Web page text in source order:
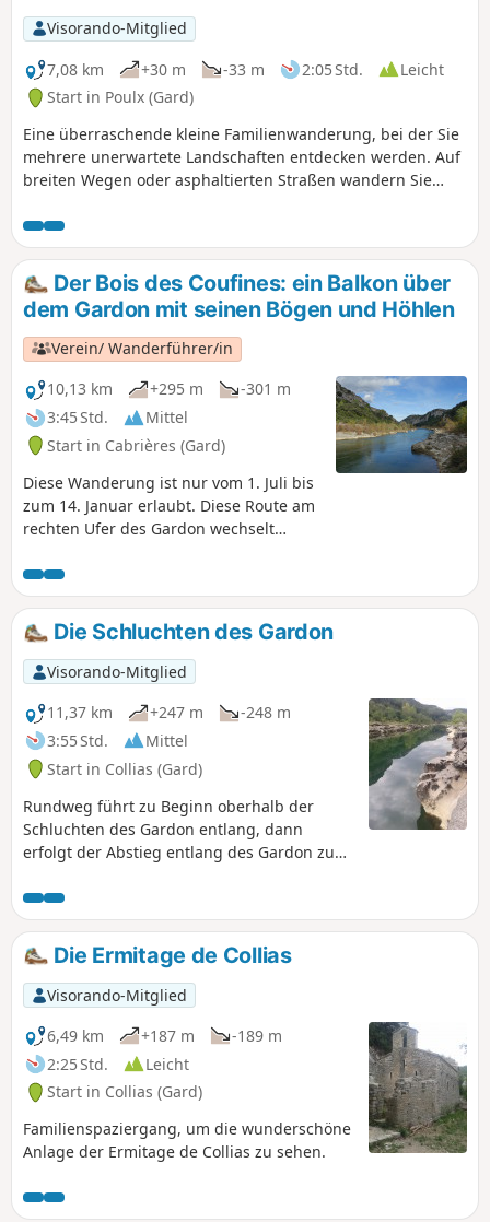
den Wald und das Heideland wird
durch Trockenmauerunterstände
verschönert.
Visorando-Mitglied
7,08 km
+30 m -33 m 2:05 Std.
Leicht
Start in Poulx (Gard)
Eine überraschende kleine Familienwanderung, bei der Sie
mehrere unerwartete Landschaften entdecken werden. Auf
breiten Wegen oder asphaltierten Straßen wandern Sie
Aussichtspunkt über die Ebene, dann weiter durch ein
typisches Heideland und schließlich entlang großer,
eingezäunter Wiesen, von denen aus Sie sogar die Stadt
Uzès auf der anderen Seite des Gardon sehen können.
Der Bois des Coufines: ein Balkon über
dem Gardon mit seinen Bögen und Höhlen
Verein/ Wanderführer/in
10,13 km
+295 m
-301 m
3:45 Std.
Mittel
Start in Cabrières (Gard)
Diese Wanderung ist nur vom 1. Juli bis
zum 14. Januar erlaubt. Diese Route am
rechten Ufer des Gardon wechselt
Schluchten überragen und einen freien
Blick nach Norden bieten, und Wegen,
die bis zum Fluss hinabführen und
dann in einer wilden Talsohle wieder
ansteigen. Auf den Anhöhen bieten uns
die Felsen Bögen und Höhlen, die in
den Kalkstein gegraben sind.
Anmerkung des Moderators Achtung,
einige Abschnitte des Weges sind in
schlechtem Zustand, siehe
Bewertungen.
Die Schluchten des Gardon
Visorando-Mitglied
11,37 km
+247 m
-248 m
3:55 Std.
Mittel
Start in Collias (Gard)
Rundweg führt zu Beginn oberhalb der
Schluchten des Gardon entlang, dann
erfolgt der Abstieg entlang des Gardon zum
Wasserpegel, bevor Sie sich auf diese
Strecke begeben. Achtung: Ein Teil der
Strecke führt durch einen Abschnitt, der
2017 von einem Feuer verwüstet wurde.
Die Ermitage de Collias
Visorando-Mitglied
6,49 km
+187 m
-189 m
2:25 Std.
Leicht
Start in Collias (Gard)
Familienspaziergang, um die wunderschöne
Anlage der Ermitage de Collias zu sehen.